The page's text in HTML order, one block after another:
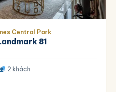
Central Park
81
2 khách